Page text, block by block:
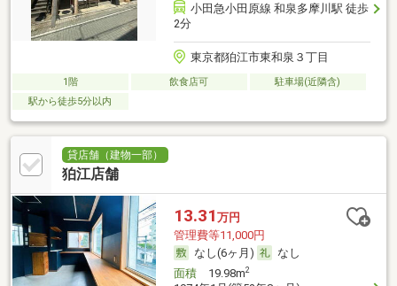
小田急小田原線 和泉多摩川駅 徒歩
2分
東京都狛江市東和泉３丁目
1階 飲食店可
駐車場(近隣含)
駅から徒歩5分以内
貸店舗（建物一部）
狛江店舗
13.31 万円
管理費等11,000円
なし(6ヶ月)
なし
面積19.98m2